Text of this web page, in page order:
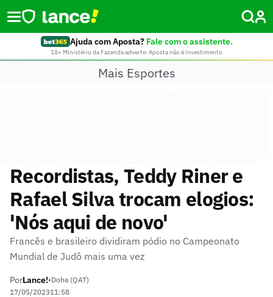
Ajuda com Aposta? Fale com o assistente.
18+ Ministério da Fazenda adverte: Aposta não é investimento
Mais Esportes
Recordistas, Teddy Riner e
Rafael Silva trocam elogios:
'Nós aqui de novo'
Francês e brasileiro dividiram pódio no Campeonato
Mundial de Judô mais uma vez
PorLance!•Doha (QAT)
17/05/202311:58